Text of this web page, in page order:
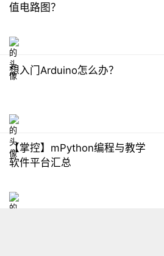
值电路图？
想入门Arduino怎么办？
【掌控】mPython编程与教学
软件平台汇总